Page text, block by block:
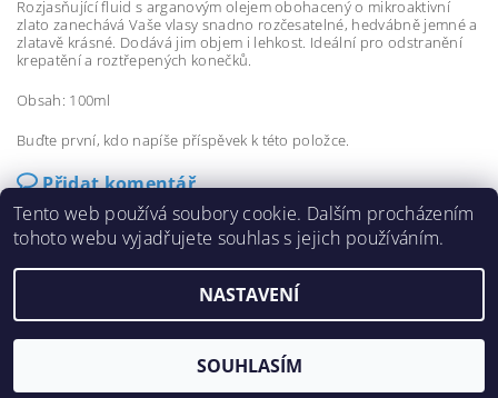
Rozjasňující fluid s arganovým olejem obohacený o mikroaktivní
zlato zanechává Vaše vlasy snadno rozčesatelné, hedvábně jemné a
zlatavě krásné. Dodává jim objem i lehkost. Ideální pro odstranění
krepatění a roztřepených konečků.
Obsah: 100ml
Buďte první, kdo napíše příspěvek k této položce.
Přidat komentář
2026 ©eshop-fanola.cz, všechna práva vyhrazena
Vytvořil Shoptet
Tento web používá soubory cookie. Dalším procházením
tohoto webu vyjadřujete souhlas s jejich používáním.
NASTAVENÍ
SOUHLASÍM